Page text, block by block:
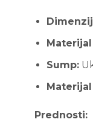
Sump:
Prednosti: